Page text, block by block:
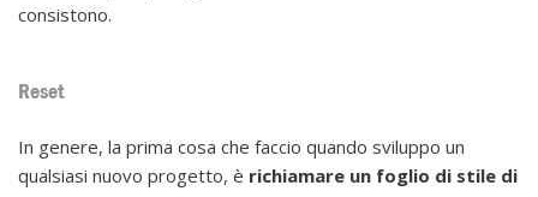
consistono.
Reset
In genere, la prima cosa che faccio quando sviluppo un
qualsiasi nuovo progetto, è richiamare un foglio di stile di